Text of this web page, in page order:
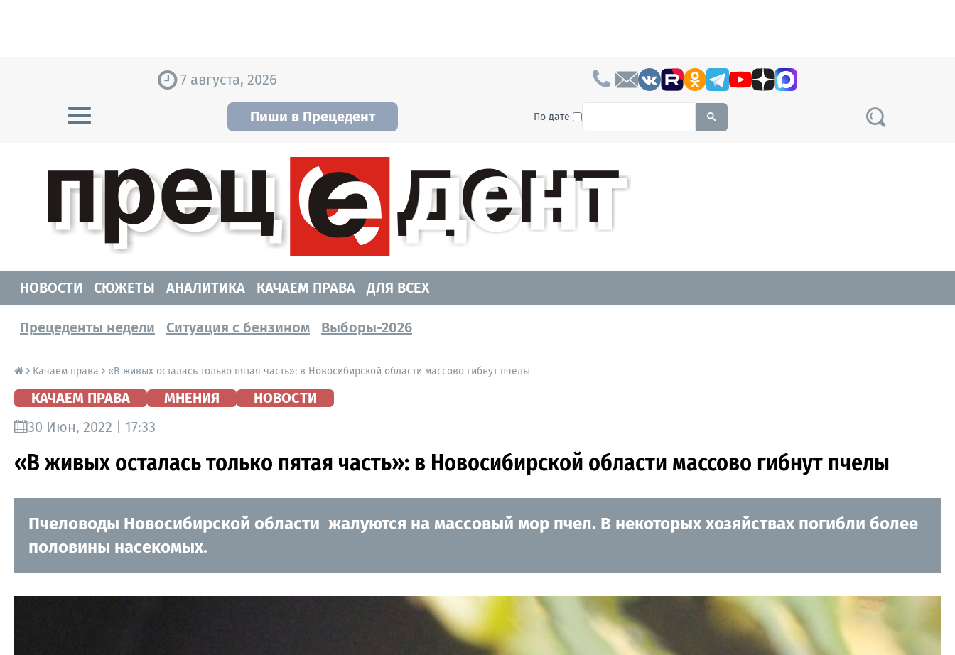
7 августа, 2026
Пиши в Прецедент По дате To search this site, enter a search term
НОВОСТИ
СЮЖЕТЫ АНАЛИТИКА КАЧАЕМ ПРАВА ДЛЯ ВСЕХ
Прецеденты недели Ситуация с бензином Выборы-2026
Качаем права «В живых осталась только пятая часть»: в Новосибирской области массово гибнут пчелы
КАЧАЕМ ПРАВА МНЕНИЯ
НОВОСТИ
30 Июн, 2022 | 17:33
«В живых осталась только пятая часть»: в Новосибирской области массово гибнут пчелы
Пчеловоды Новосибирской области жалуются на массовый мор пчел. В некоторых хозяйствах погибли более
половины насекомых.